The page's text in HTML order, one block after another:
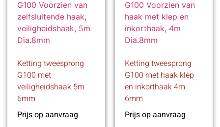
Ketting tweesprong
G100 met
veiligheidshaak 5m
6mm
Prijs op aanvraag
Ketting tweesprong
G100 met haak klep
en inkorthaak 4m
6mm
Prijs op aanvraag